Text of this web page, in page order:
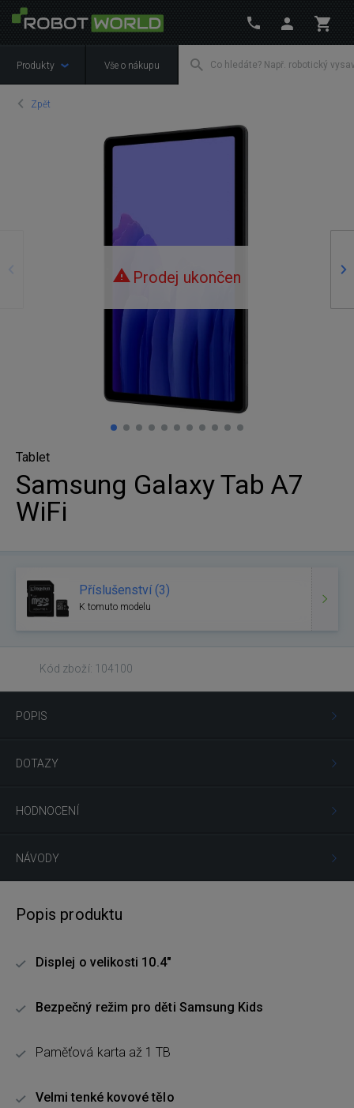
Produkty Vše o nákupu
Zpět
Prodej ukončen
Tablet
Samsung Galaxy Tab A7
WiFi
Příslušenství (3)
K tomuto modelu
Kód zboží: 104100
POPIS
DOTAZY
HODNOCENÍ
NÁVODY
Popis produktu
Displej o velikosti 10.4"
Bezpečný režim pro děti Samsung Kids
Paměťová karta až 1 TB
Velmi tenké kovové tělo